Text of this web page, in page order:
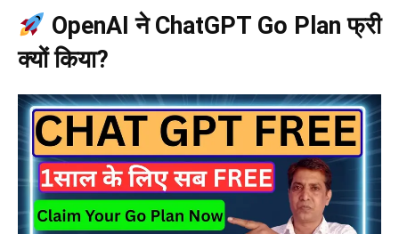
OpenAI ने ChatGPT Go Plan फ्री
क्यों किया?